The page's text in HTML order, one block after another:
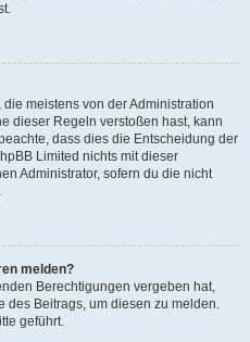
meistens von der Administration
dieser Regeln verstoßen hast, kann
dass dies die Entscheidung der
Limited nichts mit dieser
Administrator, sofern du die nicht
melden?
Berechtigungen vergeben hat,
des Beitrags, um diesen zu melden.
geführt.